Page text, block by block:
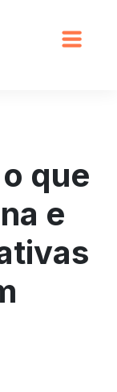
que
e